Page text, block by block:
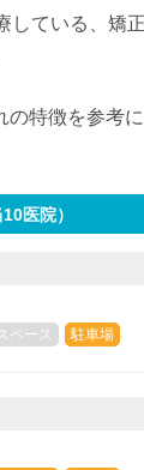
している、矯
特徴を参考
10医院）
ペース 駐車場